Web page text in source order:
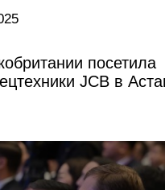
посетила
JCB в